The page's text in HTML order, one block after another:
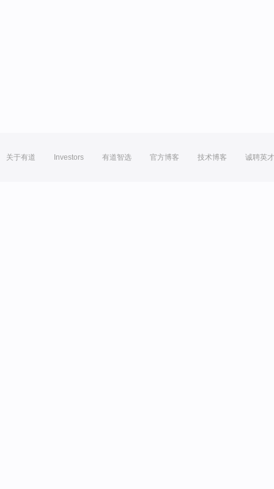
关于有道 Investors 有道智选 官方博客 技术博客 诚聘英才